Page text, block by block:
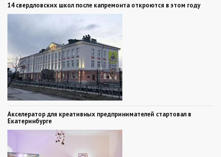
14 свердловских школ после капремонта откроются в этом году
Акселератор для креативных предпринимателей стартовал в
Екатеринбурге